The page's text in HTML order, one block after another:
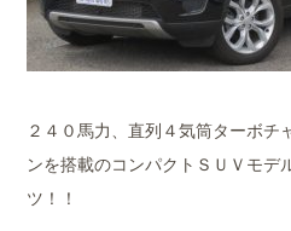
２４０馬力、直列４気筒ターボチ
ンを搭載のコンパクトＳＵＶモデ
ツ！！